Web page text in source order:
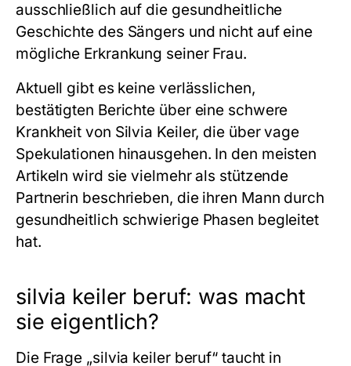
ausschließlich auf die gesundheitliche
Geschichte des Sängers und nicht auf eine
mögliche Erkrankung seiner Frau.
Aktuell gibt es keine verlässlichen,
bestätigten Berichte über eine schwere
Krankheit von Silvia Keiler, die über vage
Spekulationen hinausgehen. In den meisten
Artikeln wird sie vielmehr als stützende
Partnerin beschrieben, die ihren Mann durch
gesundheitlich schwierige Phasen begleitet
hat.
silvia keiler beruf: was macht
sie eigentlich?
Die Frage „silvia keiler beruf“ taucht in